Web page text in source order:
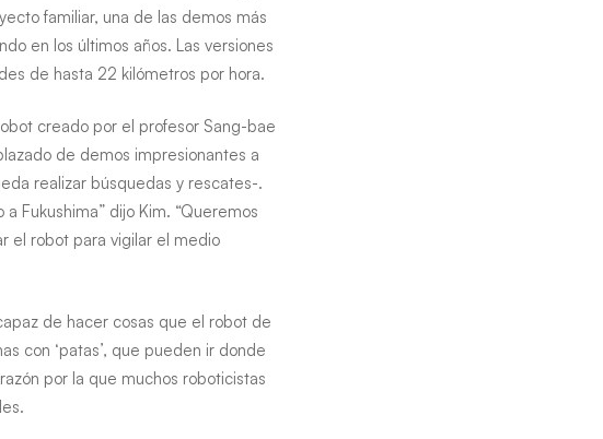
familiar, una de las demos más
en los últimos años. Las versiones
de hasta 22 kilómetros por hora.
creado por el profesor Sang-bae
de demos impresionantes a
realizar búsquedas y rescates-.
Fukushima” dijo Kim. “Queremos
el robot para vigilar el medio
de hacer cosas que el robot de
con ‘patas’, que pueden ir donde
por la que muchos roboticistas